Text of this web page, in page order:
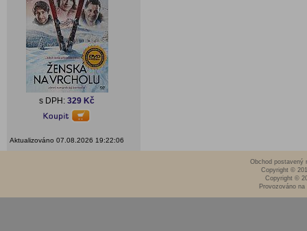
s DPH: 329 Kč
Aktualizováno 07.08.2026 19:22:06
Obchod postavený
Copyright ©
Copyright ©
Provozováno